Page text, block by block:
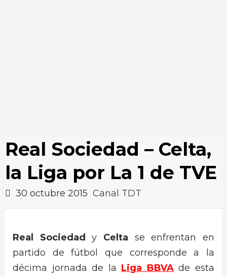
Real Sociedad – Celta,
la Liga por La 1 de TVE
30 octubre 2015 Canal TDT
Real Sociedady Celta se enfrentan en
partido de fútbol que corresponde a la
décima jornada de la Liga BBVAde esta